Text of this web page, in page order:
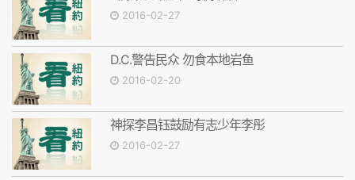
2016-02-27
D.C.警告民众 勿食本地岩鱼
2016-02-20
神探李昌钰鼓励有志少年李彤
2016-02-27